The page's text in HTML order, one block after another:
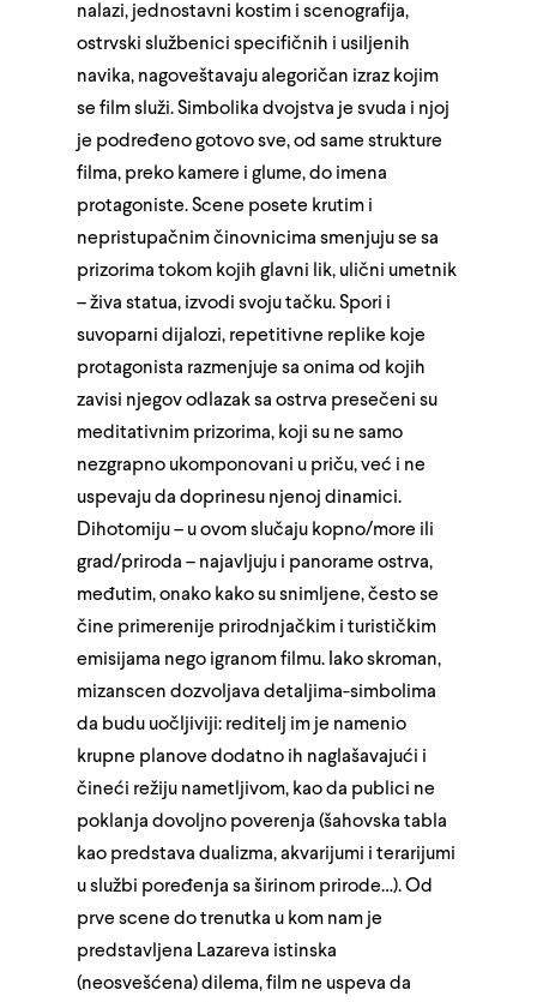
nalazi, jednostavni kostim i scenografija,
ostrvski službenici specifičnih i usiljenih
navika, nagoveštavaju alegoričan izraz kojim
se film služi. Simbolika dvojstva je svuda i njoj
je podređeno gotovo sve, od same strukture
filma, preko kamere i glume, do imena
protagoniste. Scene posete krutim i
nepristupačnim činovnicima smenjuju se sa
prizorima tokom kojih glavni lik, ulični umetnik
– živa statua, izvodi svoju tačku. Spori i
suvoparni dijalozi, repetitivne replike koje
protagonista razmenjuje sa onima od kojih
zavisi njegov odlazak sa ostrva presečeni su
meditativnim prizorima, koji su ne samo
nezgrapno ukomponovani u priču, već i ne
uspevaju da doprinesu njenoj dinamici.
Dihotomiju – u ovom slučaju kopno/more ili
grad/priroda – najavljuju i panorame ostrva,
međutim, onako kako su snimljene, često se
čine primerenije prirodnjačkim i turističkim
emisijama nego igranom filmu. Iako skroman,
mizanscen dozvoljava detaljima-simbolima
da budu uočljiviji: reditelj im je namenio
krupne planove dodatno ih naglašavajući i
čineći režiju nametljivom, kao da publici ne
poklanja dovoljno poverenja (šahovska tabla
kao predstava dualizma, akvarijumi i terarijumi
u službi poređenja sa širinom prirode…). Od
prve scene do trenutka u kom nam je
predstavljena Lazareva istinska
(neosvešćena) dilema, film ne uspeva da